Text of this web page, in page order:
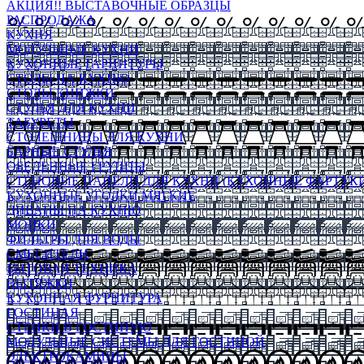
АКЦИЯ!! ВЫСТАВОЧНЫЕ ОБРАЗЦЫ
РАСПРОДАЖА
КУХНЯ
МОДУЛЬНЫЕ КУХНИ
КУХОННЫЕ ГАРНИТУРЫ
СТОЛЫ НА КУХНЮ
СТОЛЫ КНИЖКИ
СТУЛЬЯ ДЛЯ КУХНИ
ТАБУРЕТЫ
СТОЛЕШНИЦЫ ДЛЯ КУХНИ
БАРНЫЕ СТУЛЬЯ
ОБЕДЕННЫЕ ГРУППЫ
СТЕНОВЫЕ ПАНЕЛИ ДЛЯ КУХНИ (КУХОННЫЕ
КУХОННЫЕ УГОЛКИ МЯГКИЕ
ДИВАНЫ НА КУХНЮ
МОЙКИ
ФИЛЬТРЫ ДЛЯ ВОДЫ
СМЕСИТЕЛИ
БЫТОВАЯ ТЕХНИКА
ВЫТЯЖКИ
КУХОННАЯ ФУРНИТУРА
ГОСТИНАЯ
СТЕНКИ В ГОСТИНУЮ
МОДУЛЬНЫЕ СИСТЕМЫ ДЛЯ ГОСТИНОЙ
ЭЛЕКТРОКАМИНЫ